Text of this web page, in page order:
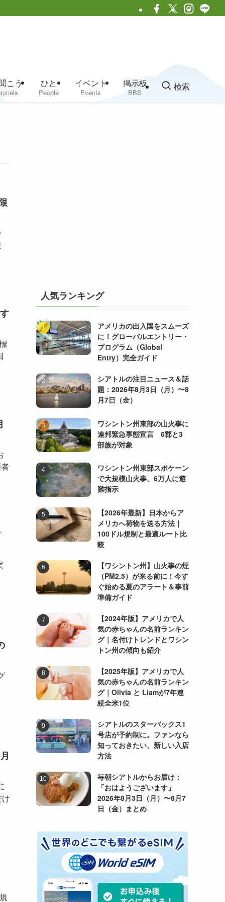
こう ひと
People
イベント
Events
掲示板
BBS
検索
人気ランキング
アメリカの出入国をスムーズ
に！グローバルエントリー・
プログラム（Global
Entry）完全ガイド
シアトルの注目ニュース＆話
題：2026年8月3日（月）〜8
月7日（金）
ワシントン州東部の山火事に
連邦緊急事態宣言 6郡と3
部族が対象
ワシントン州東部スポケーン
で大規模山火事、6万人に避
難指示
【2026年最新】日本からア
メリカへ荷物を送る方法｜
100ドル規制と最適ルート比
較
【ワシントン州】山火事の煙
（PM2.5）が来る前に！今す
ぐ始める夏のアラート＆事前
準備ガイド
【2024年版】アメリカで人
気の赤ちゃんの名前ランキン
グ｜名付けトレンドとワシン
トン州の傾向も紹介
【2025年版】アメリカで人
気の赤ちゃんの名前ランキン
グ｜Olivia と Liamが7年連
続全米1位
シアトルのスターバックス1
号店が予約制に。ファンなら
知っておきたい、新しい入店
方法
毎朝シアトルからお届け：
「おはようございます」
2026年8月3日（月）〜8月7
日（金）まとめ